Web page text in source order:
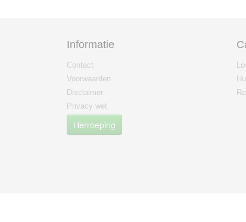
Informatie
Contact
Voorwaarden
Disclaimer
Privacy wet
Herroeping